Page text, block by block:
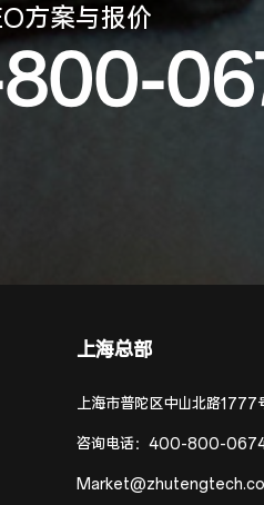
方案与报价
上海总部
上海市普陀区中山北路1777
咨询电话：400-800-